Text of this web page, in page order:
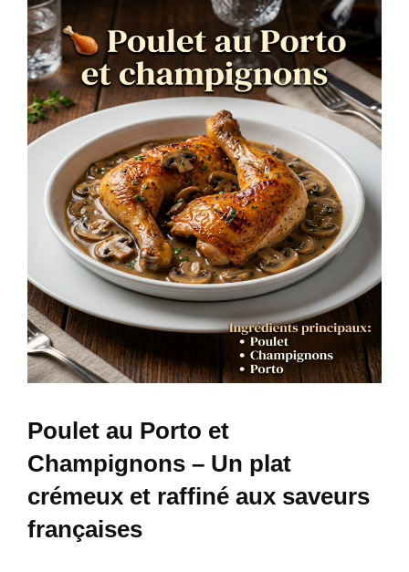
Poulet au Porto et
Champignons – Un plat
crémeux et raffiné aux saveurs
françaises